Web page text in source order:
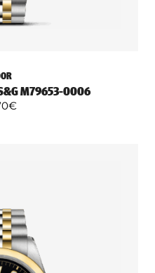
M79653-0006
€